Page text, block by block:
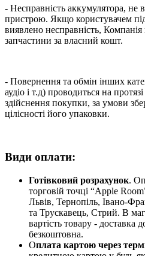
- Несправність аккумулятора, не
пристрою. Якщо користувачем
виявлено несправність,
запчастини за власний кошт.
- Повернення та обмін інших
аудіо і т.д) проводиться на
здійснення покупки, за умови
цілісності його упаковки.
Види оплати:
Готівковий розрахунок.
торговій точці “Apple
Львів, Тернопіль, Івано-
та Трускавець, Стрий. В
вартість товару - доставка
безкоштовна.
Оплата картою через